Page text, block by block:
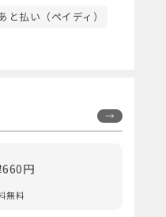
と払い（ペイディ）
円
無料